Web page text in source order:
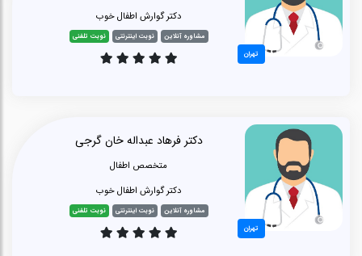
تهران
دکتر گوارش اطفال خوب
مشاوره آنلاین نوبت اینترنتی نوبت تلفنی
تهران
دکتر فرهاد عبداله خان گرجی
متخصص اطفال
دکتر گوارش اطفال خوب
مشاوره آنلاین نوبت اینترنتی نوبت تلفنی